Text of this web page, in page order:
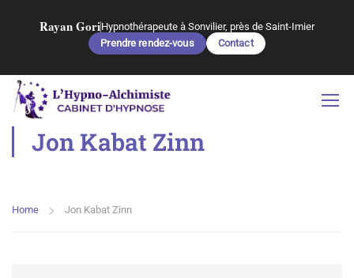
Rayan GoriHypnothérapeute à Sonvilier, près de Saint-Imier
Prendre rendez-vous
Contact
Jon Kabat Zinn
Home Jon Kabat Zinn